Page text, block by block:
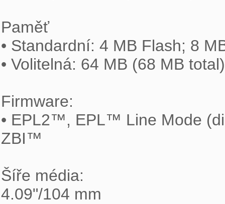
Paměť
• Standardní: 4 MB Flash; 8
• Volitelná: 64 MB (68 MB
Firmware:
• EPL2™, EPL™ Line Mode
ZBI™
Šíře média:
4.09"/104 mm